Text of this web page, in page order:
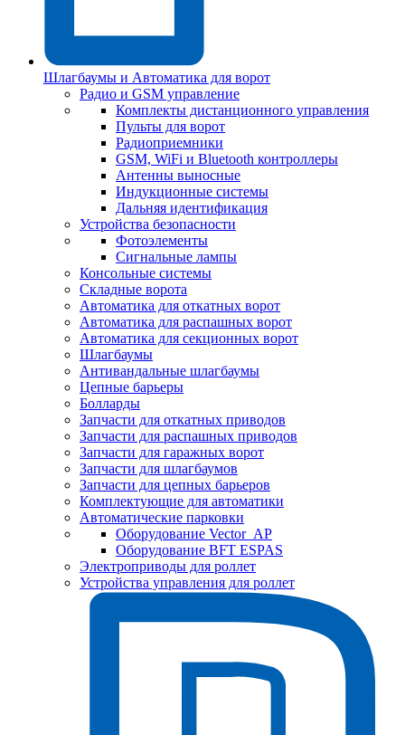
Шлагбаумы и Автоматика для ворот
Радио и GSM управление
Комплекты дистанционного управления
Пульты для ворот
Радиоприемники
GSM, WiFi и Bluetooth контроллеры
Антенны выносные
Индукционные системы
Дальняя идентификация
Устройства безопасности
Фотоэлементы
Сигнальные лампы
Консольные системы
Складные ворота
Автоматика для откатных ворот
Автоматика для распашных ворот
Автоматика для секционных ворот
Шлагбаумы
Антивандальные шлагбаумы
Цепные барьеры
Болларды
Запчасти для откатных приводов
Запчасти для распашных приводов
Запчасти для гаражных ворот
Запчасти для шлагбаумов
Запчасти для цепных барьеров
Комплектующие для автоматики
Автоматические парковки
Оборудование Vector_AP
Оборудование BFT ESPAS
Электроприводы для роллет
Устройства управления для роллет